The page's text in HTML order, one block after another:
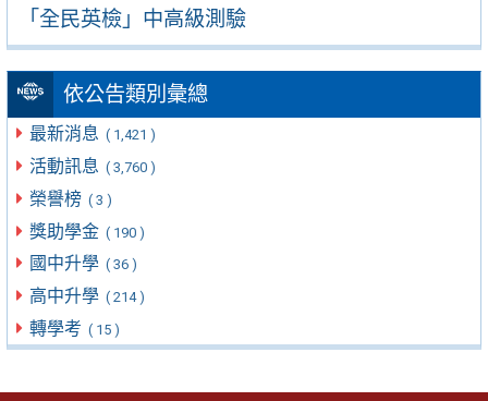
「全民英檢」中高級測驗
依公告類別彙總
最新消息 ( 1,421 )
活動訊息 ( 3,760 )
榮譽榜 ( 3 )
獎助學金 ( 190 )
國中升學 ( 36 )
高中升學 ( 214 )
轉學考 ( 15 )